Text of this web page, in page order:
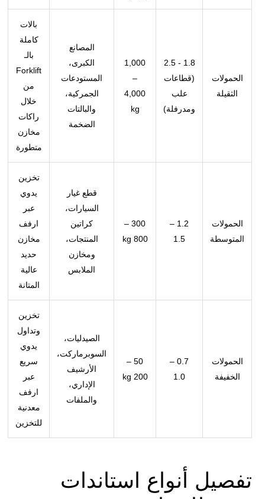
الحمولات
الثقيلة
1.8 - 2.5
(قطاعات
علب
ومدرفلة)
1,000
–
4,000
kg
المصانع
الكبرى،
المستودعات
الجمركية،
والبالتات
الضخمة
بالات
كاملة
بالـ
Forklift
من
خلال
راكات
مخازن
متطورة
الحمولات
المتوسطة
1.2 –
1.5
300 –
800 kg
قطع غيار
السيارات،
كراتين
المنتجات،
ومخازن
الملابس
تخزين
يدوي
عبر
ارفف
مخازن
حديد
عالية
المتانة
الحمولات
الخفيفة
0.7 –
1.0
50 –
200 kg
الصيدليات،
السوبرماركت،
الأرشيف
الإداري،
والملفات
تخزين
وتداول
يدوي
سريع
عبر
ارفف
معدنية
للتخزين
تفصيل أنواع استاندات